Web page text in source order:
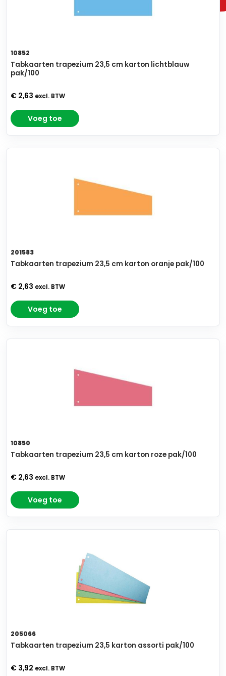
10852
Tabkaarten trapezium 23,5 cm karton lichtblauw
pak/100
€ 2,63 excl. BTW
Voeg toe
201583
Tabkaarten trapezium 23,5 cm karton oranje pak/100
€ 2,63 excl. BTW
Voeg toe
10850
Tabkaarten trapezium 23,5 cm karton roze pak/100
€ 2,63 excl. BTW
Voeg toe
205066
Tabkaarten trapezium 23,5 karton assorti pak/100
€ 3,92 excl. BTW